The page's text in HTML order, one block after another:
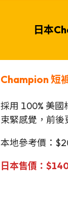
日本
Champion短
採用 100% 美
束緊感覺，前
本地參考價：
日本售價：